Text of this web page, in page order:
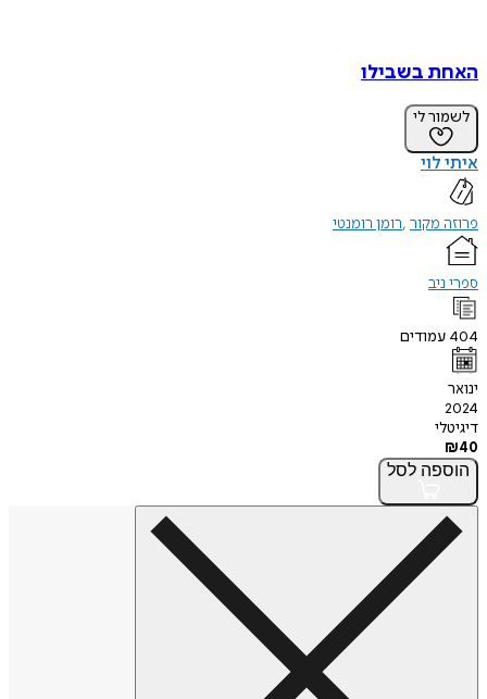
האחת בשבילו
לשמור לי
איתי לוי
פרוזה מקור רומן רומנטי
ספרי ניב
404 עמודים
ינואר
2024
דיגיטלי
₪40
הוספה לסל